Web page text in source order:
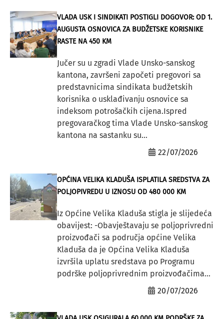
VLADA USK I SINDIKATI POSTIGLI DOGOVOR: OD 1.
AUGUSTA OSNOVICA ZA BUDŽETSKE KORISNIKE
RASTE NA 450 KM
Jučer su u zgradi Vlade Unsko-sanskog
kantona, završeni započeti pregovori sa
predstavnicima sindikata budžetskih
korisnika o usklađivanju osnovice sa
indeksom potrošačkih cijena.Ispred
pregovaračkog tima Vlade Unsko-sanskog
kantona na sastanku su...
22/07/2026
OPĆINA VELIKA KLADUŠA ISPLATILA SREDSTVA ZA
POLJOPIVREDU U IZNOSU OD 480 000 KM
Iz Općine Velika Kladuša stigla je slijedeća
obavijest: -Obavještavaju se poljoprivredni
proizvođači sa područja općine Velika
Kladuša da je Općina Velika Kladuša
izvršila uplatu sredstava po Programu
podrške poljoprivrednim proizvođačima...
20/07/2026